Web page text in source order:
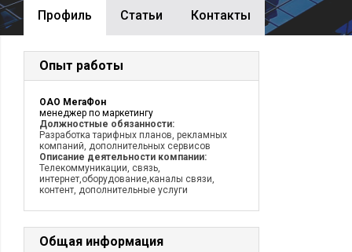
Профиль Cтатьи Контакты
Опыт работы
ОАО МегаФон
менеджер по маркетингу
Должностные обязанности:
Разработка тарифных планов, рекламных
компаний, дополнительных сервисов
Описание деятельности компании:
Телекоммуникации, связь,
интернет,оборудование,каналы связи,
контент, дополнительные услуги
Общая информация